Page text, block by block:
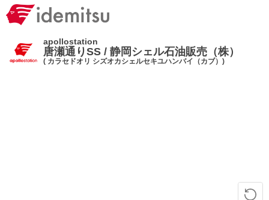
apollostation
唐瀬通りSS / 静岡シェル石油販売（株）
( カラセドオリ シズオカシェルセキユハンバイ（カブ）)